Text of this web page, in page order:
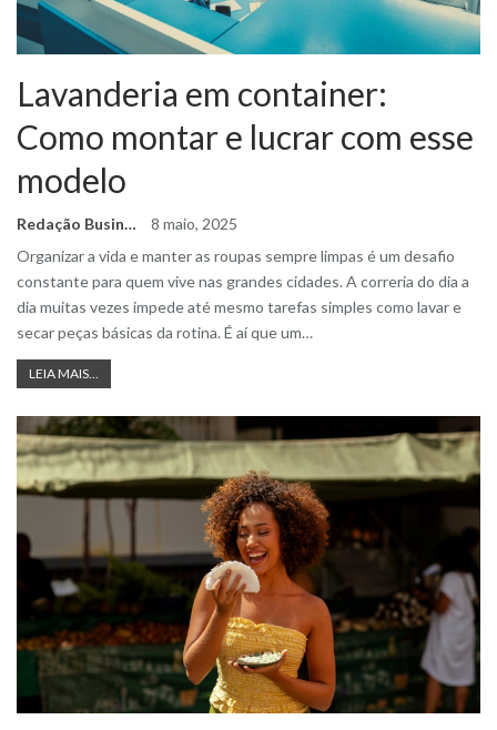
Lavanderia em container:
Como montar e lucrar com esse
modelo
Redação Business Ideas
8 maio, 2025
Organizar a vida e manter as roupas sempre limpas é um desafio
constante para quem vive nas grandes cidades. A correria do dia a
dia muitas vezes impede até mesmo tarefas simples como lavar e
secar peças básicas da rotina. É aí que um…
LEIA MAIS...